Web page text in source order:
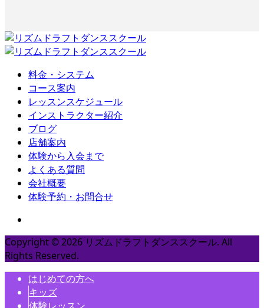
料金・システム
コース案内
レッスンスケジュール
インストラクター紹介
ブログ
店舗案内
体験から入会まで
よくある質問
会社概要
体験予約・お問合せ
Copyright ©2026 リズムドラフトダンススクール. All
Rights Reserved.
はじめての方へ
キッズ
体験レッスン